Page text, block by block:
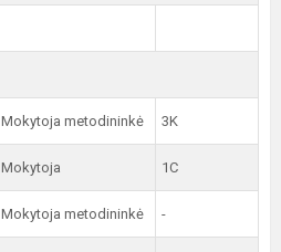
Mokytoja metodininkė 3K
Mokytoja 1C
Mokytoja metodininkė -